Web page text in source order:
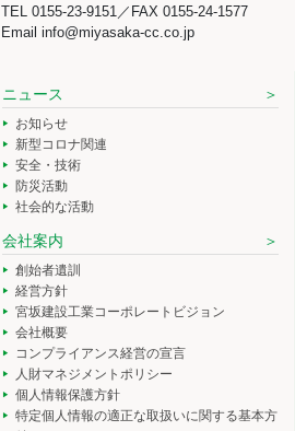
TEL 0155-23-9151／FAX 0155-24-1577
Email info@miyasaka-cc.co.jp
ニュース
お知らせ
新型コロナ関連
安全・技術
防災活動
社会的な活動
会社案内
創始者遺訓
経営方針
宮坂建設工業コーポレートビジョン
会社概要
コンプライアンス経営の宣言
人財マネジメントポリシー
個人情報保護方針
特定個人情報の適正な取扱いに関する基本方